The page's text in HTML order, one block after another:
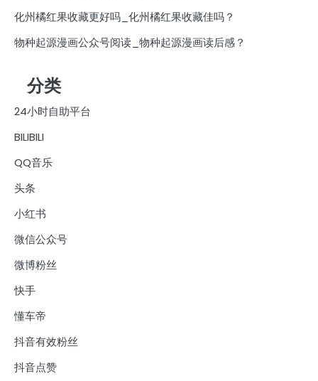
化州橘红果收藏更好吗_化州橘红果收藏佳吗？
物种起源漫画公众号阅读_物种起源漫画读后感？
分类
24小时自助平台
BILIBILI
QQ音乐
头条
小红书
微信公众号
微博粉丝
快手
懂车帝
抖音有效粉丝
抖音点赞